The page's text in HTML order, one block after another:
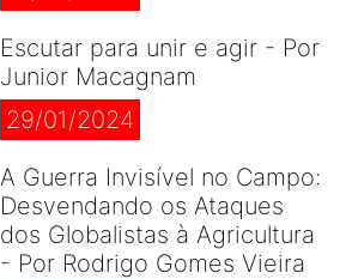
Escutar para unir e agir - Por
Junior Macagnam
29/01/2024
A Guerra Invisível no Campo:
Desvendando os Ataques
dos Globalistas à Agricultura
- Por Rodrigo Gomes Vieira